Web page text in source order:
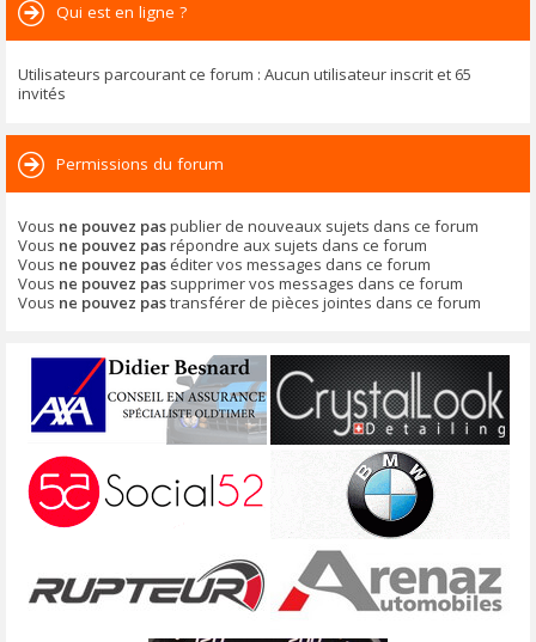
Qui est en ligne ?
Utilisateurs parcourant ce forum : Aucun utilisateur inscrit et 65
invités
Permissions du forum
Vous ne pouvez paspublier de nouveaux sujets dans ce forum
Vous ne pouvez pasrépondre aux sujets dans ce forum
Vous ne pouvez pas éditer vos messages dans ce forum
Vous ne pouvez pas supprimer vos messages dans ce forum
Vous ne pouvez pastransférer de pièces jointes dans ce forum